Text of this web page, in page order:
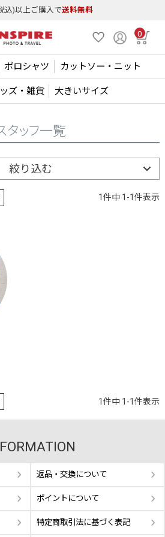
込)以上ご購入で送料無料
0
ポロシャツ カットソー・ニット
ズ・雑貨 大きいサイズ
タッフ一覧
絞り込む
1件中 1 -1件表示
1件中 1 -1件表示
返品・交換について
ポイントについて
特定商取引法に基づく表記